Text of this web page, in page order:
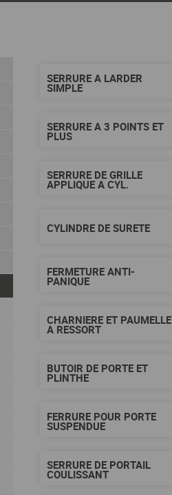
SERRURE A LARDER
SIMPLE
SERRURE A 3 POINTS ET
PLUS
SERRURE DE GRILLE
APPLIQUE A CYL.
CYLINDRE DE SURETE
FERMETURE ANTI-
PANIQUE
CHARNIERE ET PAUMELLE
A RESSORT
BUTOIR DE PORTE ET
PLINTHE
FERRURE POUR PORTE
SUSPENDUE
SERRURE DE PORTAIL
COULISSANT